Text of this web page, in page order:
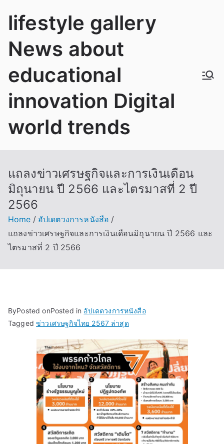
lifestyle gallery
News about
educational
innovation Digital
world trends
แถลงข่าวเศรษฐกิจและการเงินเดือน
มิถุนายน ปี 2566 และไตรมาสที่ 2 ปี
2566
Home
อัปเดตวงการหนังสือ
แถลงข่าวเศรษฐกิจและการเงินเดือนมิถุนายน ปี 2566 และ
ไตรมาสที่ 2 ปี 2566
ByPosted onPosted in อัปเดตวงการหนังสือ
Taggedข่าวเศรษฐกิจไทย 2567 ล่าสุด